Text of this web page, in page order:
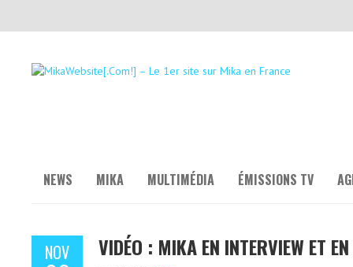
NEWS MIKA MULTIMÉDIA ÉMISSIONS TV
NOV VIDÉO : MIKA EN INTERVIEW ET